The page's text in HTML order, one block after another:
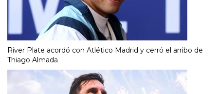
River Plate acordó con Atlético Madrid y cerró el arribo de
Thiago Almada